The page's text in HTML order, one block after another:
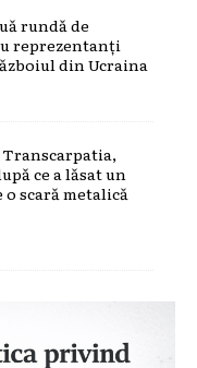
rundă de
reprezentanți
din Ucraina
ce a lăsat un
scară metalică